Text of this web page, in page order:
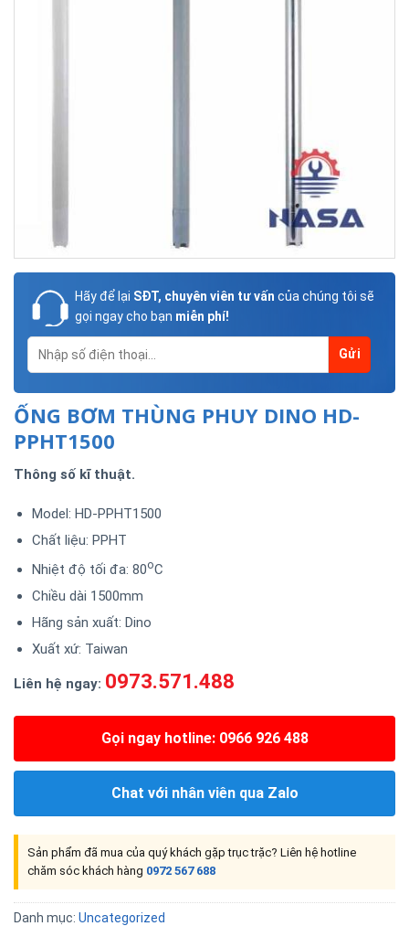
Hãy để lại SĐT, chuyên viên tư vấn của chúng tôi sẽ
gọi ngay cho bạn miễn phí!
ỐNG BƠM THÙNG PHUY DINO HD-
PPHT1500
Thông số kĩ thuật.
Model: HD-PPHT1500
Chất liệu: PPHT
Nhiệt độ tối đa: 80oC
Chiều dài 1500mm
Hãng sản xuất: Dino
Xuất xứ: Taiwan
Liên hệ ngay: 0973.571.488
Gọi ngay hotline: 0966 926 488
Chat với nhân viên qua Zalo
Sản phẩm đã mua của quý khách gặp trục trặc? Liên hệ hotline
chăm sóc khách hàng 0972 567 688
Danh mục: Uncategorized